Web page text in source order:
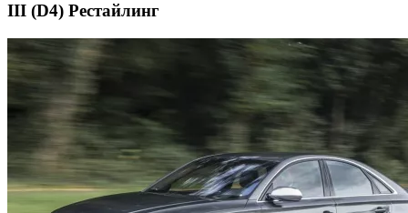
III (D4) Рестайлинг